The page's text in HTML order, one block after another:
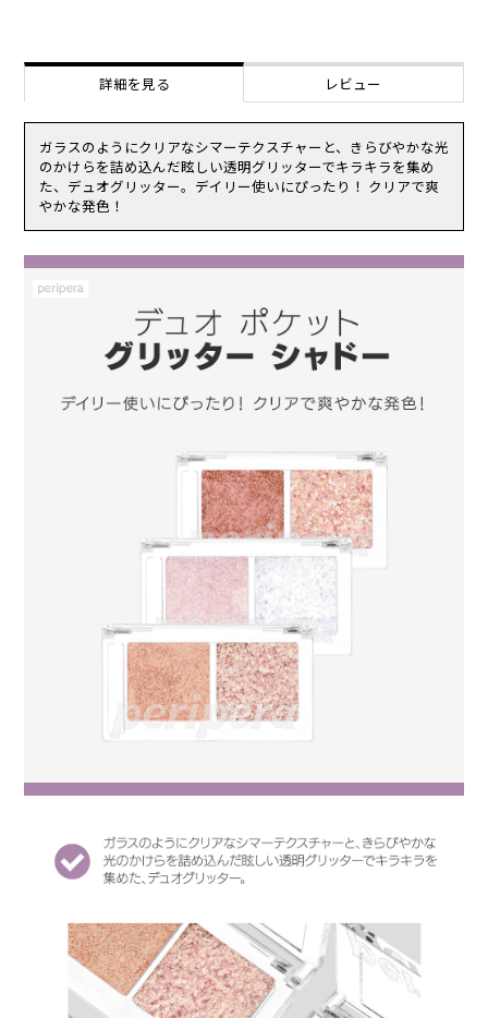
（エチレン／ＶＡ）コポリマー,ビスジグリセリルポリアシルアジペ
ート－２,ポリブチレンテレフタレート,アクリレーツコポリマー,トリ
イソステアリン酸ポリグリセリル－２,ダイマージリノール酸ダイマ
ージリノレイル,１，２－ヘキサンジオール,マイカ,酸化チタン,フェ
ノキシエタノール,カルミン,ポリ酢酸ビニル,酸化鉄
★2-1:ジメチコン,ホウケイ酸（Ｃａ／チタン）,トリ（カプリル酸／
カプリン酸）グリセリル,ホウケイ酸（Ｃａ／Ａｌ）,マイカ,（ジメチ
コン／ビニルジメチコン）クロスポリマー,酸化チタン,シリカ,リンゴ
ンギリデン,合成フルオロフロゴパイト,ミリスチン酸Ａｌ,カルミン,
テレフタレート,ビスジグリセリルポリアシルアジペート－２,アクリ
レーツコポリマー,ホウケイ酸（Ｃａ／チタン）,トリイソステアリン
酸ポリグリセリル－２,ダイマージリノール酸ダイマージリノレイル,
ズ,ポリ酢酸ビニル
２,ポリプロピレン,リンゴ酸ジイソステアリル,ダイマージリノール酸
ダイマージリノレイルビス（ベヘニル／イソステアリル／フィトステ
リル）,酸化チタン,酸化鉄,酸化スズ,エチルヘキシルグリセリン,カプ
リル酸グリセリル,水, 3-2:（エチレン／ＶＡ）コポリマー,ビスジグリ
セリルポリアシルアジペート－２,ポリブチレンテレフタレート,アク
リレーツコポリマー,ホウケイ酸（Ｃａ／Ａｌ）,トリイソステアリン
酸ポリグリセリル－２,ダイマージリノール酸ダイマージリノレイル,
１，２－ヘキサンジオール,酸化チタン,マイカ,フェノキシエタノー
ル,酸化鉄,酸化スズ,ポリ酢酸ビニル,カルミン
皮膚科専門医等にご相談されることをおすすめします。
（1）使用中、赤味、はれ、かゆみ、刺激等の異常があらわれた場
（2）使用したお肌に、直射日光があたって上記のような異常があら
われた場合。
傷やはれもの、湿疹等、異常のある部位にはお使いにならないでくだ
さい。
乳幼児の手の届く場所、直射日光の当たる場所、高温多湿または極度
に低温になる場所には置かないでください。
詳細を見る レビュー
ガラスのようにクリアなシマーテクスチャーと、きらびやかな光
のかけらを詰め込んだ眩しい透明グリッターでキラキラを集め
た、デュオグリッター。デイリー使いにぴったり！ クリアで爽
やかな発色！